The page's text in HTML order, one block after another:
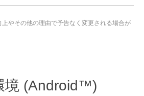
やその他の理由で予告なく変更される場合が
境 (Android™)